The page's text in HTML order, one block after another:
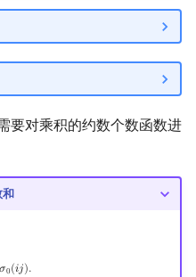
要对乘积的约数个数函数进
和
𝜎0(𝑖𝑗).
σ (